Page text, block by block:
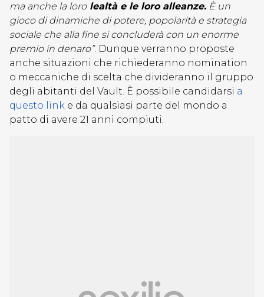
ma anche la lorolealtà e le loro alleanze. È un
gioco di dinamiche di potere, popolarità e strategia
sociale che alla fine si concluderà con un enorme
premio in denaro”. Dunque verranno proposte
anche situazioni che richiederanno nomination
o meccaniche di scelta che divideranno il gruppo
degli abitanti del Vault. È possibile candidarsi a
questo link e da qualsiasi parte del mondo a
patto di avere 21 anni compiuti.